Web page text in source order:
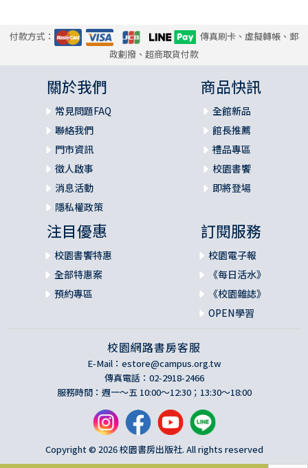
付款方式：
傳真刷卡、虛擬轉帳、郵
政劃撥、超商取貨付款
關於我們
常見問題FAQ
聯絡我們
門市資訊
徵人啟事
消息活動
隱私權政策
商品快訊
全館新品
館長推薦
禮品專區
校園書饗
即將登場
注目優惠
校園書饗特惠
全部特惠案
預約專區
訂閱服務
校園電子報
《每日活水》
《校園雜誌》
OPEN學習
校園網路書房客服
E-Mail： estore@campus.org.tw
傳真電話：02-2918-2466
服務時間：週一～五 10:00～12:30；13:30～18:00
Copyright © 2026 校園書房出版社. All rights reserved